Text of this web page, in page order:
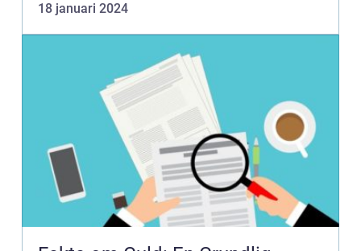
kommer vi att utforsk...
18 januari 2024